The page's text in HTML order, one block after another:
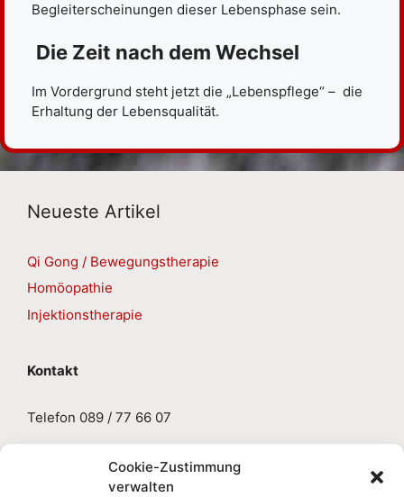
Cookie-Zustimmung
verwalten
Begleiterscheinungen dieser Lebensphase sein.
Die Zeit nach dem Wechsel
Im Vordergrund steht jetzt die „Lebenspflege“ – die
Erhaltung der Lebensqualität.
Neueste Artikel
Qi Gong / Bewegungstherapie
Homöopathie
Injektionstherapie
Kontakt
Telefon 089 / 77 66 07
sabine.gruseck@aol.de